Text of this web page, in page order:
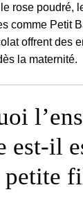
rose poudré,
comme Petit
offrent des
la maternité.
est-il
petite